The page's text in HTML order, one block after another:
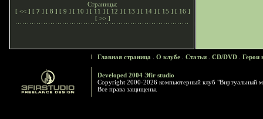
Страницы:
[ << ] [ 7] [ 8 ] [ 9 ] [ 10 ] [ 11 ] [ 12 ] [ 13 ] [ 14 ] [ 15 ] [ 16 ]
[ >> ]
Главная страница О клубе Статьи CD/DVD Герои
Developed 2004 Эfir studio
Copyright 2000-2026 компьютерный клуб "Виртуальный
Все права защищены.